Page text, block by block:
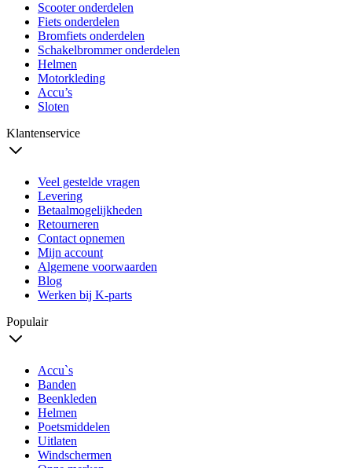
Scooter onderdelen
Fiets onderdelen
Bromfiets onderdelen
Schakelbrommer onderdelen
Helmen
Motorkleding
Accu’s
Sloten
Klantenservice
Veel gestelde vragen
Levering
Betaalmogelijkheden
Retourneren
Contact opnemen
Mijn account
Algemene voorwaarden
Blog
Werken bij K-parts
Populair
Accu`s
Banden
Beenkleden
Helmen
Poetsmiddelen
Uitlaten
Windschermen